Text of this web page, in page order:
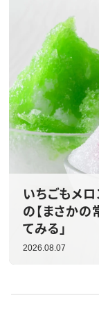
いちごもメロ
の【まさかの
てみる」
2026.08.07